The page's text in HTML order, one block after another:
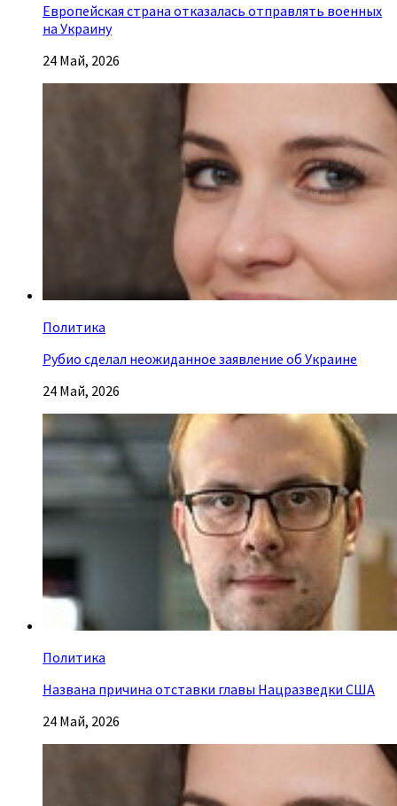
Европейская страна отказалась отправлять военных
на Украину
24 Май, 2026
Политика
Рубио сделал неожиданное заявление об Украине
24 Май, 2026
Политика
Названа причина отставки главы Нацразведки США
24 Май, 2026